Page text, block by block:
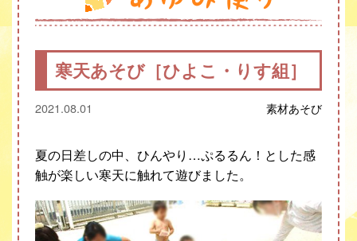
寒天あそび［ひよこ・りす組］
2021.08.01 素材あそび
夏の日差しの中、ひんやり…ぷるるん！とした感
触が楽しい寒天に触れて遊びました。
あゆみ便り
給食室だより
あゆみギャラリー
プライバシーポリシー
サイトマップ